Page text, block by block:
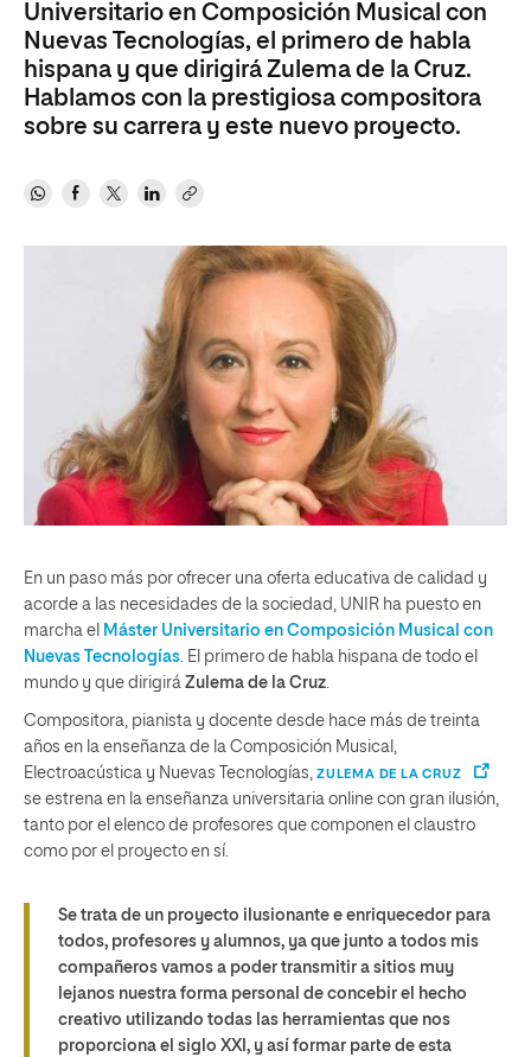
Universitario en Composición Musical con
Nuevas Tecnologías, el primero de habla
hispana y que dirigirá Zulema de la Cruz.
Hablamos con la prestigiosa compositora
sobre su carrera y este nuevo proyecto.
En un paso más por ofrecer una oferta educativa de calidad y
acorde a las necesidades de la sociedad, UNIR ha puesto en
marcha el Máster Universitario en Composición Musical con
Nuevas Tecnologías. El primero de habla hispana de todo el
mundo y que dirigirá Zulema de la Cruz.
Compositora, pianista y docente desde hace más de treinta
años en la enseñanza de la Composición Musical,
Electroacústica y Nuevas Tecnologías, ZULEMA DE LA CRUZ
se estrena en la enseñanza universitaria online con gran ilusión,
tanto por el elenco de profesores que componen el claustro
como por el proyecto en sí.
Se trata de un proyecto ilusionante e enriquecedor para
todos, profesores y alumnos, ya que junto a todos mis
compañeros vamos a poder transmitir a sitios muy
lejanos nuestra forma personal de concebir el hecho
creativo utilizando todas las herramientas que nos
proporciona el siglo XXI, y así formar parte de esta